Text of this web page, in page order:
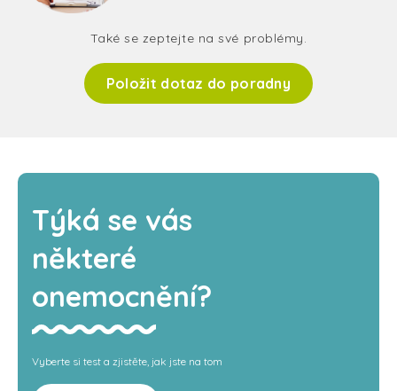
Také se zeptejte na své problémy.
Položit dotaz do poradny
Týká se vás
některé
onemocnění?
Vyberte si test a zjistěte, jak jste na tom